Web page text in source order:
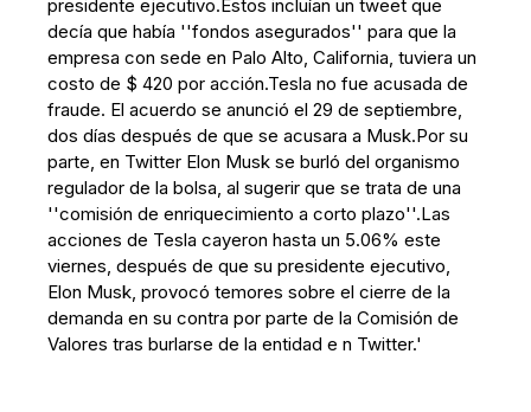
presidente ejecutivo.Estos incluían un tweet que
decía que había ''fondos asegurados'' para que la
empresa con sede en Palo Alto, California, tuviera un
costo de $ 420 por acción.Tesla no fue acusada de
fraude. El acuerdo se anunció el 29 de septiembre,
dos días después de que se acusara a Musk.Por su
parte, en Twitter Elon Musk se burló del organismo
regulador de la bolsa, al sugerir que se trata de una
''comisión de enriquecimiento a corto plazo''.Las
acciones de Tesla cayeron hasta un 5.06% este
viernes, después de que su presidente ejecutivo,
Elon Musk, provocó temores sobre el cierre de la
demanda en su contra por parte de la Comisión de
Valores tras burlarse de la entidad e n Twitter.'